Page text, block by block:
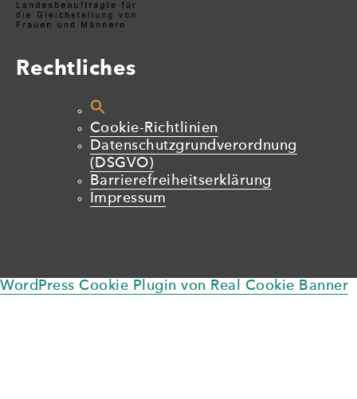
Rechtliches
Cookie-Richtlinien
Datenschutzgrundverordnung
(DSGVO)
Barrierefreiheitserklärung
Impressum
WordPress Cookie Plugin von Real Cookie Banner